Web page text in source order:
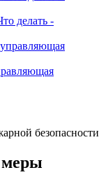
делать -
безопасности
меры